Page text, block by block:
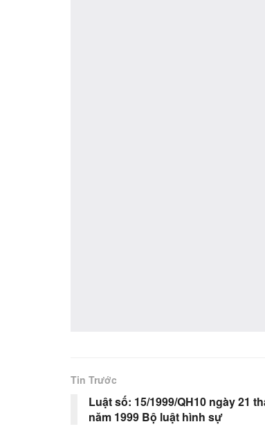
Tin Trước
Luật số: 15/1999/QH10 ngày 21
năm 1999 Bộ luật hình sự